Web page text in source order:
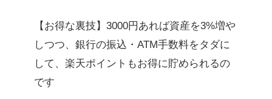
【お得な裏技】3000円あれば資産を3%増や
しつつ、銀行の振込・ATM手数料をタダに
して、楽天ポイントもお得に貯められるの
です